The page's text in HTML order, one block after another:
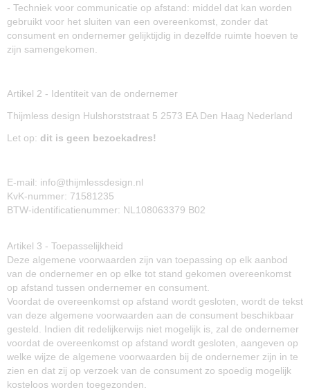
- Techniek voor communicatie op afstand: middel dat kan worden
gebruikt voor het sluiten van een overeenkomst, zonder dat
consument en ondernemer gelijktijdig in dezelfde ruimte hoeven te
zijn samengekomen.
Artikel 2 - Identiteit van de ondernemer
Thijmless design Hulshorststraat 5 2573 EA Den Haag Nederland
Let op: dit is geen bezoekadres!
E-mail: info@thijmlessdesign.nl
KvK-nummer: 71581235
BTW-identificatienummer: NL108063379 B02
Artikel 3 - Toepasselijkheid
Deze algemene voorwaarden zijn van toepassing op elk aanbod
van de ondernemer en op elke tot stand gekomen overeenkomst
op afstand tussen ondernemer en consument.
Voordat de overeenkomst op afstand wordt gesloten, wordt de tekst
van deze algemene voorwaarden aan de consument beschikbaar
gesteld. Indien dit redelijkerwijs niet mogelijk is, zal de ondernemer
voordat de overeenkomst op afstand wordt gesloten, aangeven op
welke wijze de algemene voorwaarden bij de ondernemer zijn in te
zien en dat zij op verzoek van de consument zo spoedig mogelijk
kosteloos worden toegezonden.